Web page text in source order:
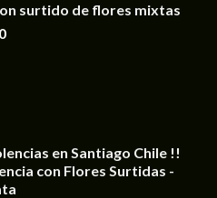
surtido de flores mixtas
en Santiago Chile !!
con Flores Surtidas -